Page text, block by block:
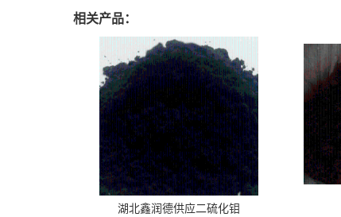
相关产品：
湖北鑫润德供应二硫化钼